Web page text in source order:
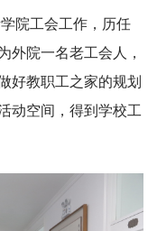
院工会工作，历任
外院一名老工会人，
好教职工之家的规划
动空间，得到学校工